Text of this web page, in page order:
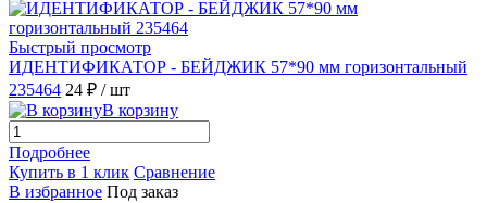
Быстрый просмотр
ИДЕНТИФИКАТОР - БЕЙДЖИК 57*90 мм горизонтальный
235464 24 ₽ / шт
В корзину
Подробнее
Купить в 1 клик Сравнение
В избранное Под заказ